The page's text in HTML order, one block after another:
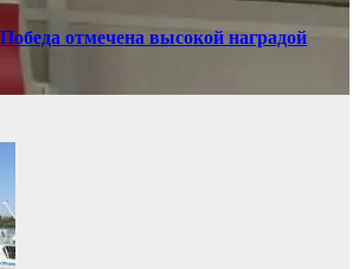
отмечена высокой наградой